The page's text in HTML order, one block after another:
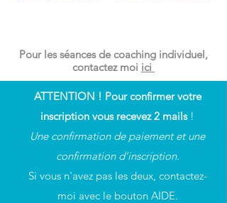
Pour les séances de coaching individuel,
contactez moi ici
ATTENTION ! Pour confirmer votre
inscription vous recevez 2 mails !
Une confirmation de paiement et une
confirmation d'inscription.
Si vous n'avez pas les deux, contactez-
moi avec le bouton AIDE.